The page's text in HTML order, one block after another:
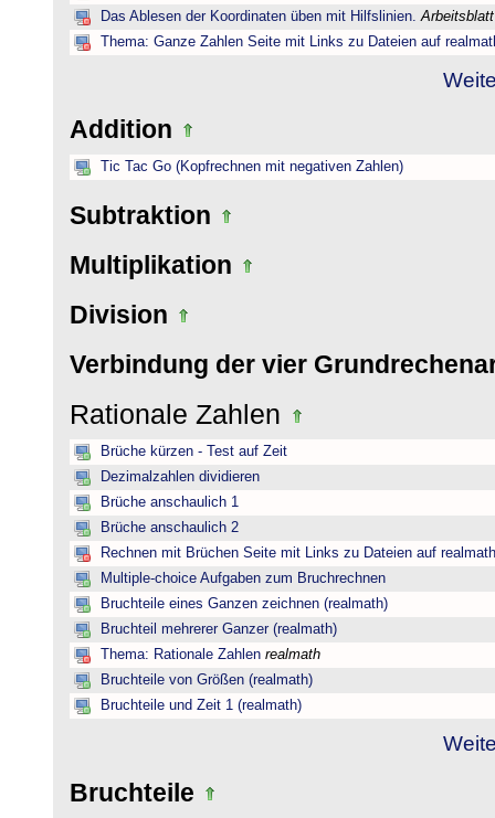
Das Ablesen der Koordinaten üben mit Hilfslinien.
Thema: Ganze Zahlen Seite mit Links zu Dateien auf
Addition
Tic Tac Go (Kopfrechnen mit negativen Zahlen)
Subtraktion
Multiplikation
Division
Verbindung der vier
Rationale Zahlen
Brüche kürzen - Test auf Zeit
Dezimalzahlen dividieren
Brüche anschaulich 1
Brüche anschaulich 2
Rechnen mit Brüchen Seite mit Links zu Dateien auf
Multiple-choice Aufgaben zum Bruchrechnen
Bruchteile eines Ganzen zeichnen (realmath)
Bruchteil mehrerer Ganzer (realmath)
Thema: Rationale Zahlen realmath
Bruchteile von Größen (realmath)
Bruchteile und Zeit 1 (realmath)
Bruchteile